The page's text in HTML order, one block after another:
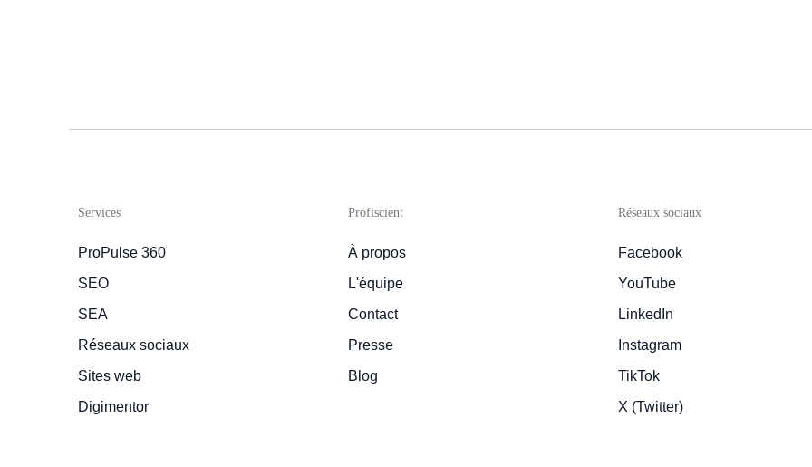
Services
ProPulse 360
SEO
SEA
Réseaux sociaux
Sites web
Digimentor
Profiscient
À propos
L'équipe
Contact
Presse
Blog
Réseaux sociaux
Facebook
YouTube
LinkedIn
Instagram
TikTok
X (Twitter)